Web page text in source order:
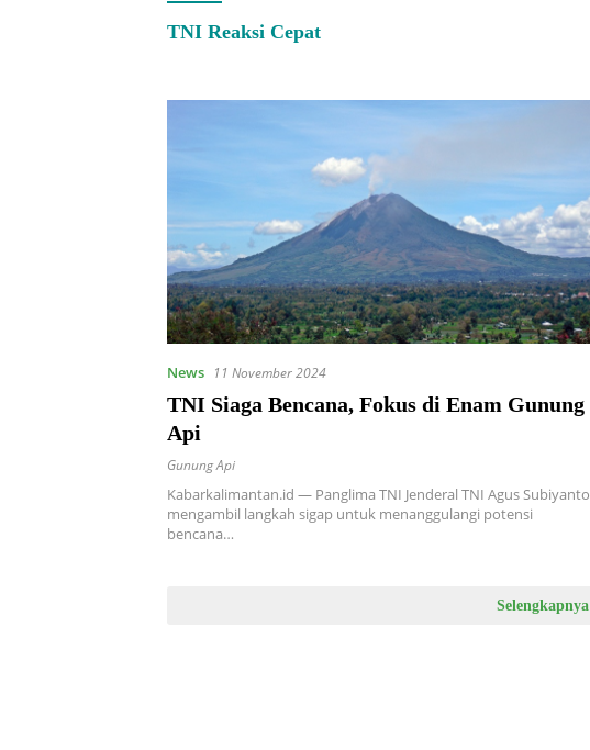
TNI Reaksi Cepat
News 11 November 2024
TNI Siaga Bencana, Fokus di Enam Gunung
Api
Gunung Api
Kabarkalimantan.id — Panglima TNI Jenderal TNI Agus Subiyanto
mengambil langkah sigap untuk menanggulangi potensi
bencana…
Selengkapnya